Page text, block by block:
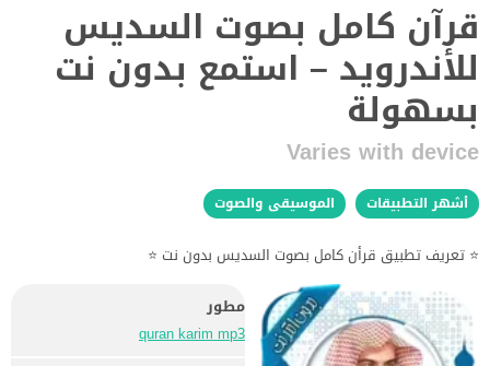
قرآن كامل بصوت السديس
للأندرويد – استمع بدون نت
بسهولة
Varies with device
أشهر التطبيقات الموسيقى والصوت
⭐ تعريف تطبيق قرأن كامل بصوت السديس بدون نت ⭐
مطور
quran karim mp3‏